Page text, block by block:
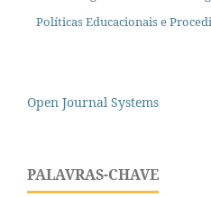
Políticas Educacionais e
Open Journal Systems
PALAVRAS-CHAVE